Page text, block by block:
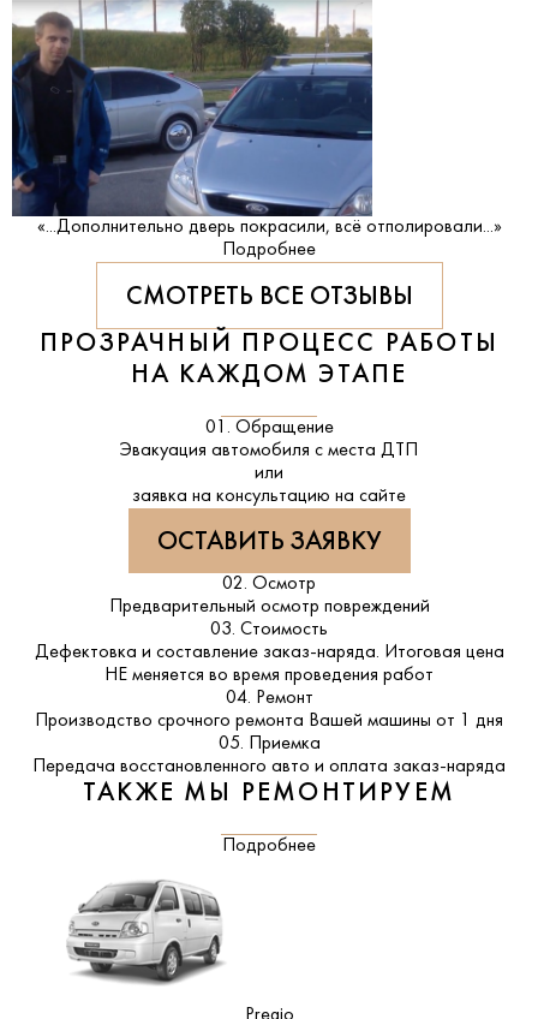
«...Дополнительно дверь покрасили, всё отполировали...»
Подробнее
СМОТРЕТЬ ВСЕ ОТЗЫВЫ
ПРОЗРАЧНЫЙ ПРОЦЕСС РАБОТЫ
НА КАЖДОМ ЭТАПЕ
01. Обращение
Эвакуация автомобиля с места ДТП
или
заявка на консультацию на сайте
ОСТАВИТЬ ЗАЯВКУ
02. Осмотр
Предварительный осмотр повреждений
03. Стоимость
Дефектовка и составление заказ-наряда. Итоговая цена
НЕ меняется во время проведения работ
04. Ремонт
Производство срочного ремонта Вашей машины от 1 дня
05. Приемка
Передача восстановленного авто и оплата заказ-наряда
ТАКЖЕ МЫ РЕМОНТИРУЕМ
Подробнее